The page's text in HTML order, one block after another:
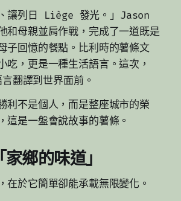
、讓列日 Liège 發光。」Jason
和母親並肩作戰，完成了一道既是
子回憶的餐點。比利時的薯條文
吃，更是一種生活語言。這次，
翻譯到世界面前。
利不是個人，而是整座城市的榮
這是一盤會說故事的薯條。
鄉的味道」
在於它簡單卻能承載無限變化。